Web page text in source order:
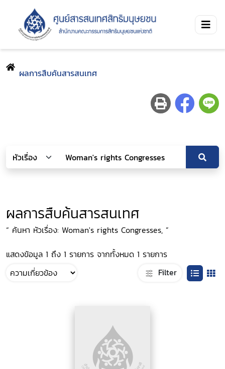
ผลการสืบค้นสารสนเทศ
ผลการสืบค้นสารสนเทศ
“ ค้นหา หัวเรื่อง: Woman's rights Congresses, ”
แสดงข้อมูล 1 ถึง 1 รายการ จากทั้งหมด 1 รายการ
Filter